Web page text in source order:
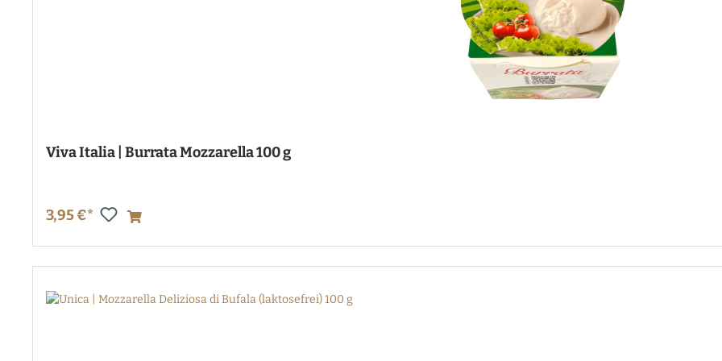
Viva Italia | Burrata Mozzarella 100 g
3,95 €*